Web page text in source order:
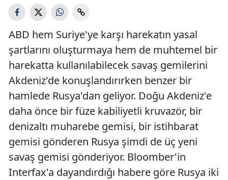
ABD hem Suriye'ye karşı harekatın yasal
şartlarını oluşturmaya hem de muhtemel bir
harekatta kullanılabilecek savaş gemilerini
Akdeniz'de konuşlandırırken benzer bir
hamlede Rusya'dan geliyor. Doğu Akdeniz'e
daha önce bir füze kabiliyetli kruvazör, bir
denizaltı muharebe gemisi, bir istihbarat
gemisi gönderen Rusya şimdi de üç yeni
savaş gemisi gönderiyor. Bloomber'in
Interfax'a dayandırdığı habere göre Rusya iki